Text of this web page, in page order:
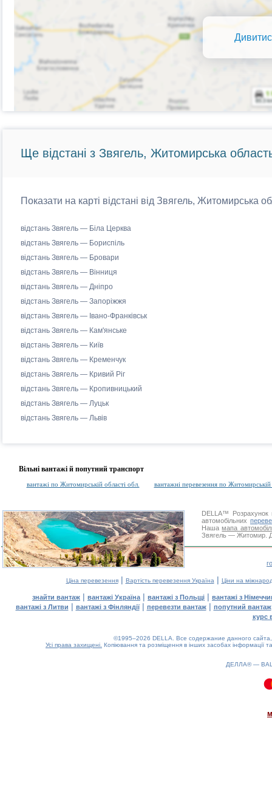
Ще відстані з Звягель, Житомирська
Показати на карті відстані від Звягель, Житомирська
відстань Звягель — Біла Церква
відстань Звягель — Бориспіль
відстань Звягель — Бровари
відстань Звягель — Вінниця
відстань Звягель — Дніпро
відстань Звягель — Запоріжжя
відстань Звягель — Івано-Франківськ
відстань Звягель — Кам'янське
відстань Звягель — Київ
відстань Звягель — Кременчук
відстань Звягель — Кривий Ріг
відстань Звягель — Кропивницький
відстань Звягель — Луцьк
відстань Звягель — Львів
Вільні вантажі й попутний транспорт
вантажі по Житомирській області обл. вантажні перевезення по Житомирській
DELLA™
Розрахунок
автомобільних
Нашамапа
Звягель — Житомир.
Ціна перевезення| Вартість перевезення Україна | Ціни на
знайти вантаж | вантажі Україна | вантажі з Польщі | вантажі з
вантажі з Литви | вантажі з Фінляндії| перевезти вантаж| попутний вантаж
курс
©1995–2026 DELLA. Все содержание данного
Усі права захищені. Копіювання та розміщення в інших засобах інформації
ДЕЛЛА® —